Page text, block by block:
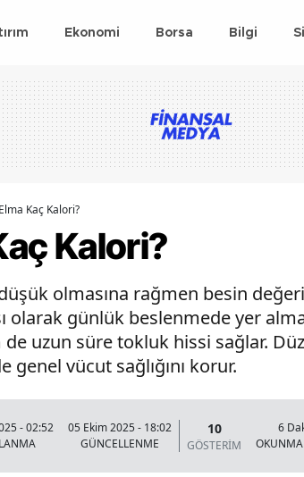
Ekonomi Borsa Bilgi
Elma Kaç Kalori?
Kalori?
olmasına rağmen besin
olarak günlük beslenmede yer
uzun süre tokluk hissi sağlar.
vücut sağlığını korur.
- 02:52
05 Ekim 2025 - 18:02
GÜNCELLENME
10
GÖSTERİM
6